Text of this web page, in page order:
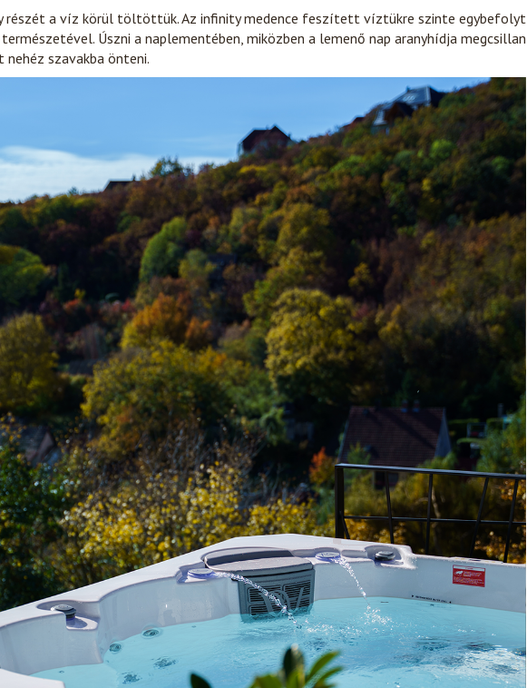
részét a víz körül töltöttük. Az infinity medence feszített víztükre szinte egybefolyt
Úszni a naplementében, miközben a lemenő nap aranyhídja megcsillan
szavakba önteni.